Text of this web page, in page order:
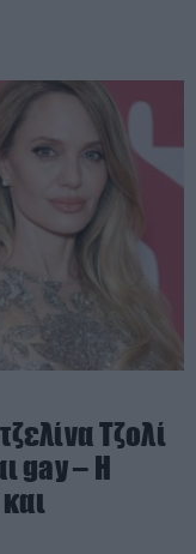
Τζολί
gay – Η